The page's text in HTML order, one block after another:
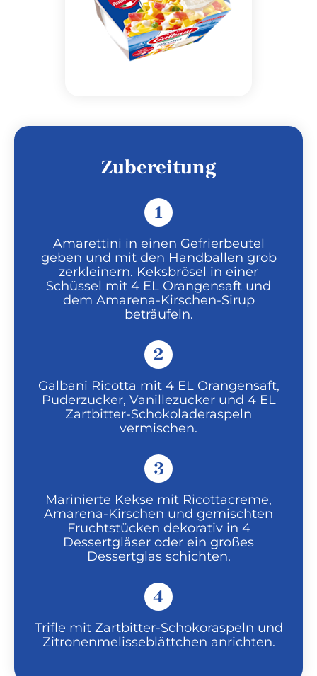
Zubereitung
1
Amarettini in einen Gefrierbeutel
geben und mit den Handballen grob
zerkleinern. Keksbrösel in einer
Schüssel mit 4 EL Orangensaft und
dem Amarena-Kirschen-Sirup
beträufeln.
2
Galbani Ricotta mit 4 EL Orangensaft,
Puderzucker, Vanillezucker und 4 EL
Zartbitter-Schokoladeraspeln
vermischen.
3
Marinierte Kekse mit Ricottacreme,
Amarena-Kirschen und gemischten
Fruchtstücken dekorativ in 4
Dessertgläser oder ein großes
Dessertglas schichten.
4
Trifle mit Zartbitter-Schokoraspeln und
Zitronenmelisseblättchen anrichten.